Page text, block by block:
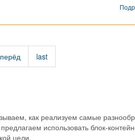
last
как реализуем самые
использовать блок-
цели.